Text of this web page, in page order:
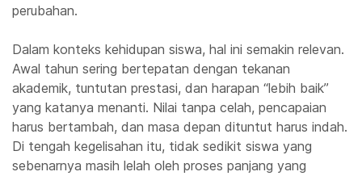
perubahan.
Dalam konteks kehidupan siswa, hal ini semakin relevan.
Awal tahun sering bertepatan dengan tekanan
akademik, tuntutan prestasi, dan harapan “lebih baik”
yang katanya menanti. Nilai tanpa celah, pencapaian
harus bertambah, dan masa depan dituntut harus indah.
Di tengah kegelisahan itu, tidak sedikit siswa yang
sebenarnya masih lelah oleh proses panjang yang